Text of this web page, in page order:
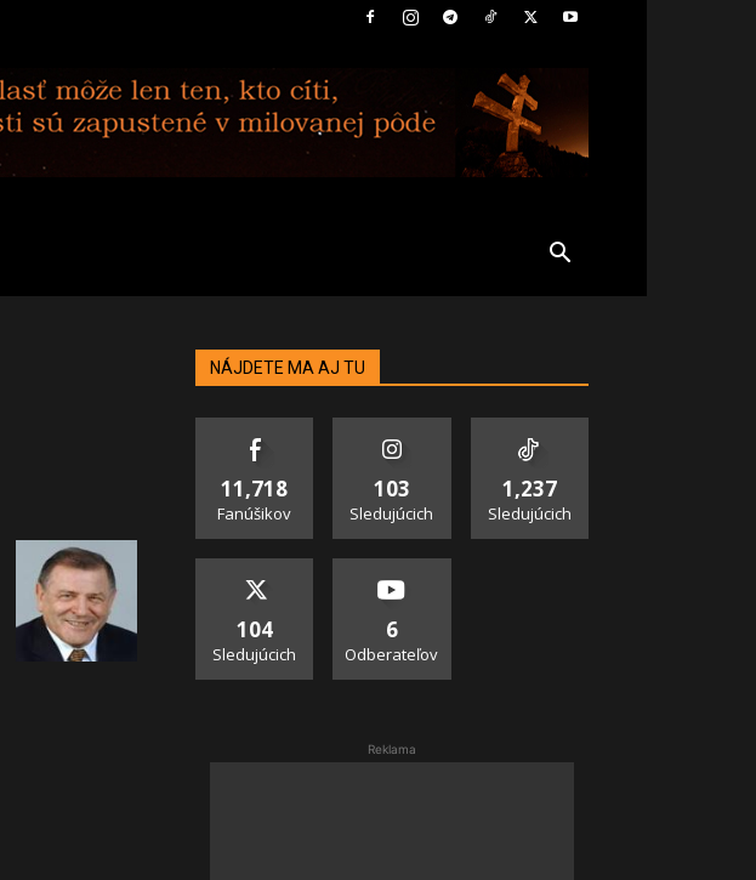
NÁJDETE MA AJ TU
11,718
Fanúšikov
103
Sledujúcich
1,237
Sledujúcich
104
Sledujúcich
6
Odberateľov
Reklama